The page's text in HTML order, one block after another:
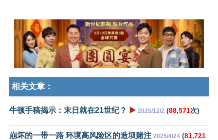
相关文章：
牛顿手稿揭示：末日就在21世纪？ ▶️ 2025/12/2 (88,571次)
崩坏的一带一路 环境高风险区的造坝赌注 2025/4/24 (81,721